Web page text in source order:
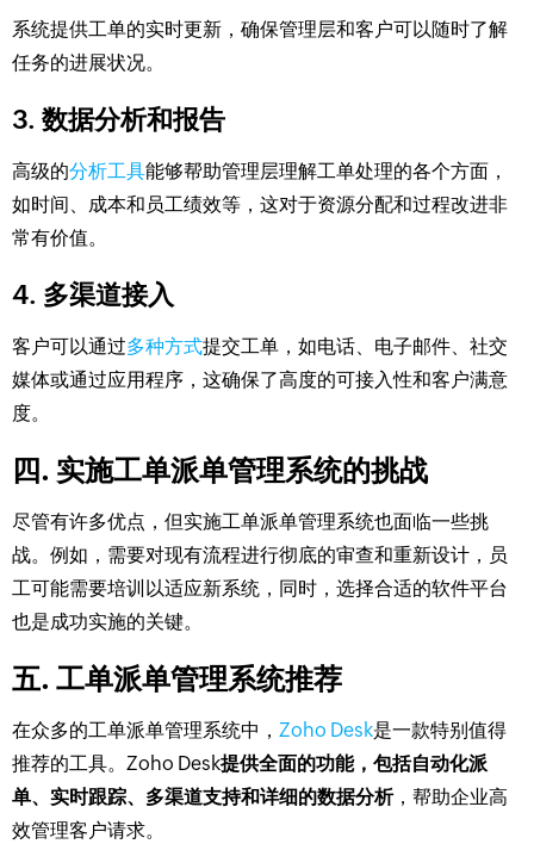
系统提供工单的实时更新，确保管理层和客户可以随时了解
任务的进展状况。
3. 数据分析和报告
高级的分析工具能够帮助管理层理解工单处理的各个方面，
如时间、成本和员工绩效等，这对于资源分配和过程改进非
常有价值。
4. 多渠道接入
客户可以通过多种方式提交工单，如电话、电子邮件、社交
媒体或通过应用程序，这确保了高度的可接入性和客户满意
度。
四. 实施工单派单管理系统的挑战
尽管有许多优点，但实施工单派单管理系统也面临一些挑
战。例如，需要对现有流程进行彻底的审查和重新设计，员
工可能需要培训以适应新系统，同时，选择合适的软件平台
也是成功实施的关键。
五. 工单派单管理系统推荐
在众多的工单派单管理系统中， Zoho Desk是一款特别值得
推荐的工具。Zoho Desk提供全面的功能，包括自动化派
单、实时跟踪、多渠道支持和详细的数据分析，帮助企业高
效管理客户请求。